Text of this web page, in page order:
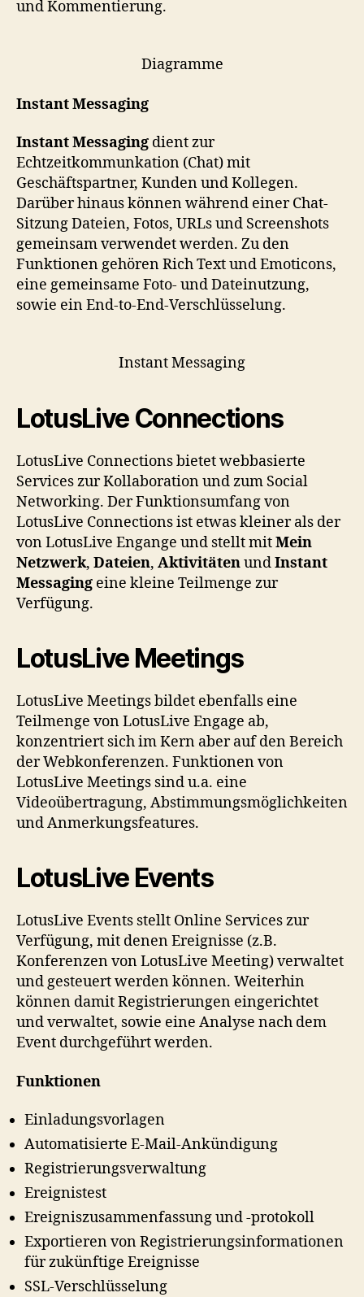
und Kommentierung.
Diagramme
Instant Messaging
Instant Messaging dient zur
Echtzeitkommunkation (Chat) mit
Geschäftspartner, Kunden und Kollegen.
Darüber hinaus können während einer Chat-
Sitzung Dateien, Fotos, URLs und Screenshots
gemeinsam verwendet werden. Zu den
Funktionen gehören Rich Text und Emoticons,
eine gemeinsame Foto- und Dateinutzung,
sowie ein End-to-End-Verschlüsselung.
Instant Messaging
LotusLive Connections
LotusLive Connections bietet webbasierte
Services zur Kollaboration und zum Social
Networking. Der Funktionsumfang von
LotusLive Connections ist etwas kleiner als der
von LotusLive Engange und stellt mitMein
Netzwerk, Dateien, AktivitätenundInstant
Messaging eine kleine Teilmenge zur
Verfügung.
LotusLive Meetings
LotusLive Meetings bildet ebenfalls eine
Teilmenge von LotusLive Engage ab,
konzentriert sich im Kern aber auf den Bereich
der Webkonferenzen. Funktionen von
LotusLive Meetings sind u.a. eine
Videoübertragung, Abstimmungsmöglichkeiten
und Anmerkungsfeatures.
LotusLive Events
LotusLive Events stellt Online Services zur
Verfügung, mit denen Ereignisse (z.B.
Konferenzen von LotusLive Meeting) verwaltet
und gesteuert werden können. Weiterhin
können damit Registrierungen eingerichtet
und verwaltet, sowie eine Analyse nach dem
Event durchgeführt werden.
Funktionen
Einladungsvorlagen
Automatisierte E-Mail-Ankündigung
Registrierungsverwaltung
Ereignistest
Ereigniszusammenfassung und -protokoll
Exportieren von Registrierungsinformationen
für zukünftige Ereignisse
SSL-Verschlüsselung